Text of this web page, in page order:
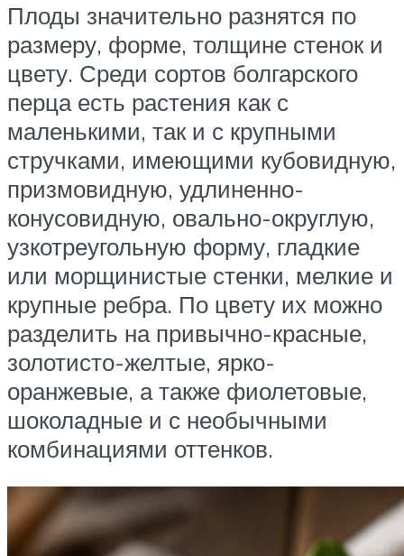
Плоды значительно разнятся по
размеру, форме, толщине стенок и
цвету. Среди сортов болгарского
перца есть растения как с
маленькими, так и с крупными
стручками, имеющими кубовидную,
призмовидную, удлиненно-
конусовидную, овально-округлую,
узкотреугольную форму, гладкие
или морщинистые стенки, мелкие и
крупные ребра. По цвету их можно
разделить на привычно-красные,
золотисто-желтые, ярко-
оранжевые, а также фиолетовые,
шоколадные и с необычными
комбинациями оттенков.